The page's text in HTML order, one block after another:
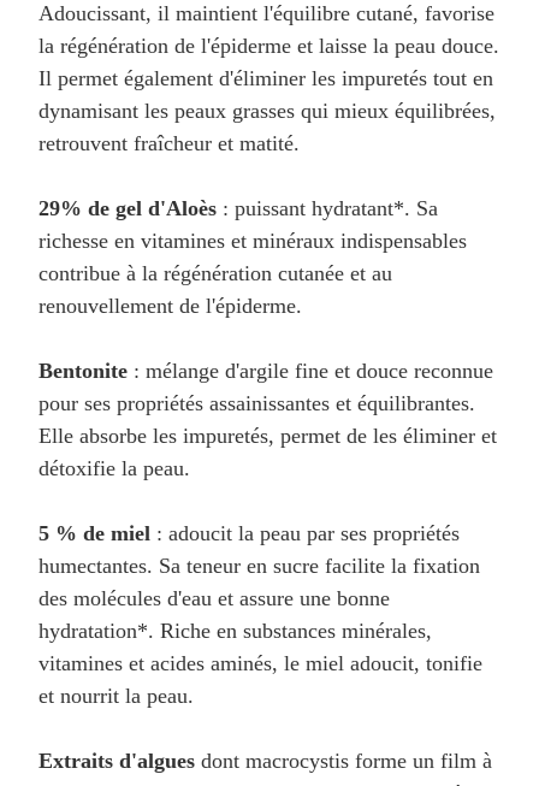
Adoucissant, il maintient l'équilibre cutané, favorise
la régénération de l'épiderme et laisse la peau douce.
Il permet également d'éliminer les impuretés tout en
dynamisant les peaux grasses qui mieux équilibrées,
retrouvent fraîcheur et matité.
29% de gel d'Aloès : puissant hydratant*. Sa
richesse en vitamines et minéraux indispensables
contribue à la régénération cutanée et au
renouvellement de l'épiderme.
Bentonite : mélange d'argile fine et douce reconnue
pour ses propriétés assainissantes et équilibrantes.
Elle absorbe les impuretés, permet de les éliminer et
détoxifie la peau.
5 % de miel : adoucit la peau par ses propriétés
humectantes. Sa teneur en sucre facilite la fixation
des molécules d'eau et assure une bonne
hydratation*. Riche en substances minérales,
vitamines et acides aminés, le miel adoucit, tonifie
et nourrit la peau.
Extraits d'algues dont macrocystis forme un film à